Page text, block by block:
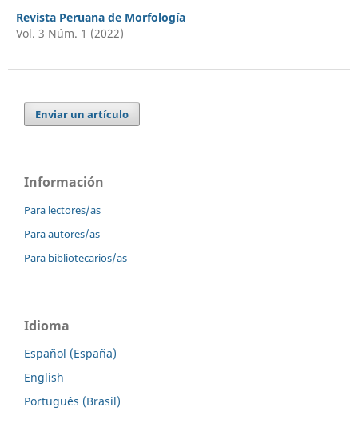
Revista Peruana de Morfología
Vol. 3 Núm. 1 (2022)
Enviar un artículo
Información
Para lectores/as
Para autores/as
Para bibliotecarios/as
Idioma
Español (España)
English
Português (Brasil)